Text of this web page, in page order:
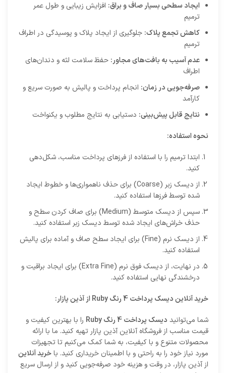
ایجاد سطحی بسیار صاف و براق: افزایش زیبایی و طول عمر
ترمیم
کاهش تجمع پلاک: جلوگیری از ایجاد پلاک و پوسیدگی در اطراف
ترمیم
عدم آسیب به بافت‌های مجاور: حفظ سلامت لثه و دندان‌های
اطراف
صرفه‌جویی در زمان: انجام پرداخت و پالیش به صورت سریع و
کارآمد
نتایج قابل پیش‌بینی: دستیابی به نتایج مطلوب و یکنواخت
نحوه استفاده:
ابتدا ترمیم را با استفاده از فرزهای پرداخت مناسب، شکل‌دهی
کنید.
از دیسک زبر (Coarse) برای حذف ناهمواری‌ها و خطوط ایجاد
شده توسط فرزها استفاده کنید.
سپس از دیسک متوسط (Medium) برای صاف کردن سطح و
حذف خراش‌های ایجاد شده توسط دیسک زبر استفاده کنید.
از دیسک نرم (Fine) برای ایجاد سطح صاف و آماده برای پالیش
استفاده کنید.
در نهایت، از دیسک فوق نرم (Extra Fine) برای ایجاد براقیت و
درخشندگی نهایی استفاده کنید.
خرید آنلاین دیسک پرداخت 4 رنگ Ruby از آذین پازار:
شما می‌توانید دیسک پرداخت 4 رنگ Ruby
را با بهترین کیفیت و
قیمت مناسب از فروشگاه آنلاین آذین پازار تهیه کنید. ما با ارائه
محصولات متنوع و با کیفیت، به شما کمک می‌کنیم تا تجهیزات
مورد نیاز خود را به راحتی و با اطمینان خریداری کنید. باخرید آنلاین
از آذین پازار، در وقت و هزینه خود صرفه‌جویی کنید و از ارسال سریع